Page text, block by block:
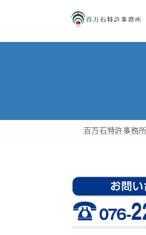
ッ
移
百万石特許事務